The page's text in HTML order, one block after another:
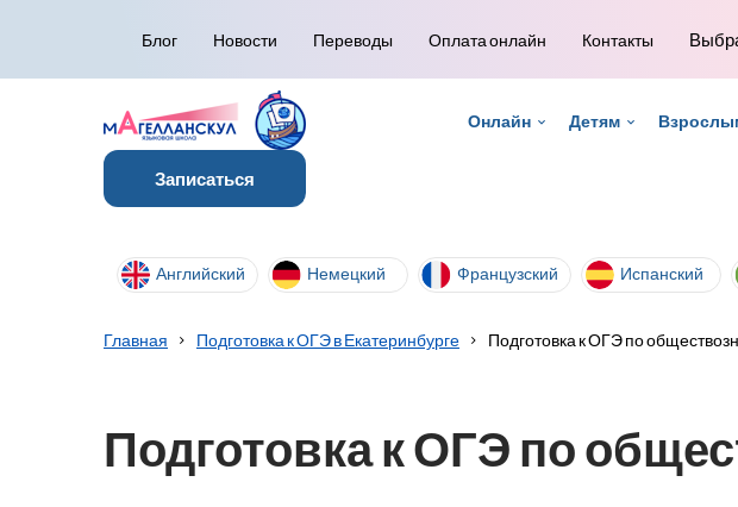
Блог Новости Переводы Оплата онлайн Контакты
Онлайн Детям
Записаться
Английский Немецкий Французский Испанский
Главная Подготовка к ОГЭ в Екатеринбурге Подготовка к ОГЭ по
Подготовка к ОГЭ по